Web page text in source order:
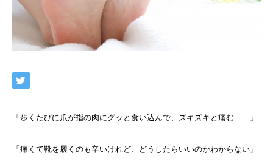
「歩くたびに爪が指の肉にグッと食い込んで、ズキズキと痛む……」
「痛くて靴を履くのも辛いけれど、どうしたらいいのかわからない」